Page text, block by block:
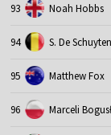
93 Noah Hobbs
94 S. De
95 Matthew Fox
96 Marceli